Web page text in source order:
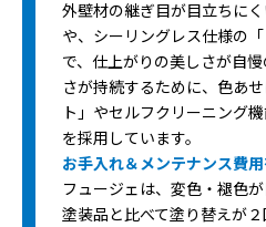
外壁材の継ぎ目が目立ちにく
や、シーリングレス仕様の
で、仕上がりの美しさが自
さが持続するために、色あ
ト」やセルフクリーニング
を採用しています。
お手入れ＆メンテナンス費用
フュージェは、変色・褪色
塗装品と比べて塗り替えが